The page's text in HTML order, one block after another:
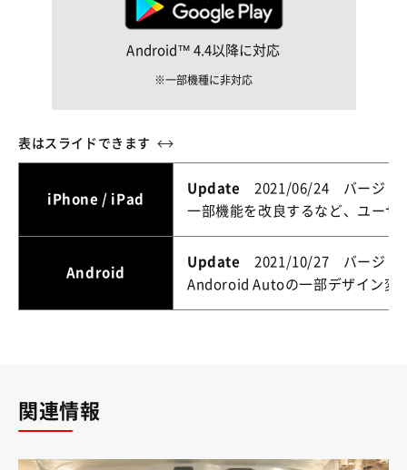
Android™ 4.4以降に対応
一部機種に非対応
iPhone / iPad
Update
2021/06/24 バージョ
一部機能を改良するなど、ユーザ
Android
Update
2021/10/27 バージョ
Andoroid Autoの一部デザイン変
関連情報